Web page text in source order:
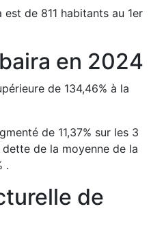
est de 811 habitants au 1er
en 2024
de 134,46% à la
de 11,37% sur les 3
de la moyenne de la
.
de